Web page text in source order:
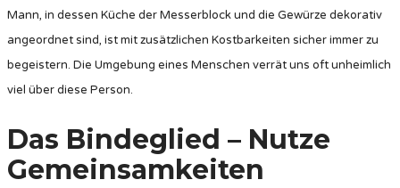
Mann, in dessen Küche der Messerblock und die Gewürze dekorativ
angeordnet sind, ist mit zusätzlichen Kostbarkeiten sicher immer zu
begeistern. Die Umgebung eines Menschen verrät uns oft unheimlich
viel über diese Person.
Das Bindeglied – Nutze
Gemeinsamkeiten